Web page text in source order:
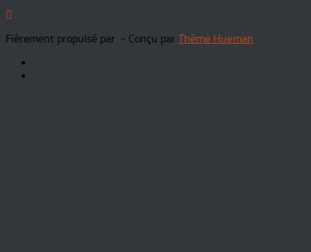
Fièrement propulsé par - Conçu par Thème Hueman